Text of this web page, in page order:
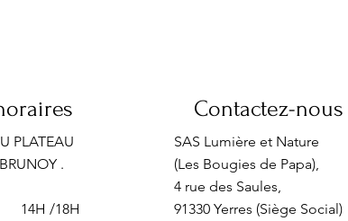
PLATEAU
.
14H /18H
Contactez-nous
SAS Lumière et Nature
(Les Bougies de Papa),
4 rue des Saules,
91330 Yerres (Siège Social)